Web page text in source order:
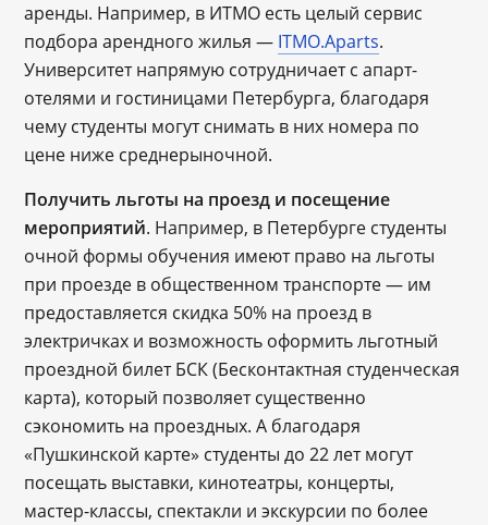
аренды. Например, в ИТМО есть целый сервис
подбора арендного жилья — ITMO.Aparts.
Университет напрямую сотрудничает с апарт-
отелями и гостиницами Петербурга, благодаря
чему студенты могут снимать в них номера по
цене ниже среднерыночной.
Получить льготы на проезд и посещение
мероприятий. Например, в Петербурге студенты
очной формы обучения имеют право на льготы
при проезде в общественном транспорте ― им
предоставляется скидка 50% на проезд в
электричках и возможность оформить льготный
проездной билет БСК (Бесконтактная студенческая
карта), который позволяет существенно
сэкономить на проездных. А благодаря
«Пушкинской карте» студенты до 22 лет могут
посещать выставки, кинотеатры, концерты,
мастер-классы, спектакли и экскурсии по более